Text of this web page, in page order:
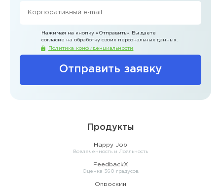
Отправить заявку
Нажимая на кнопку «Отправить» , Вы даете
согласие на обработку своих персональных данных.
Политика конфиденциальности
Продукты
Happy Job
Вовлеченность и Лояльность
FeedbackX
Оценка 360 градусов
Опроскин